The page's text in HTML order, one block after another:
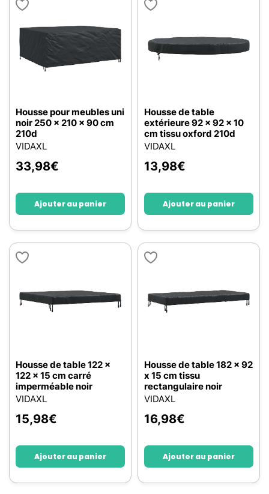
Housse pour meubles uni
noir 250 x 210 x 90 cm
210d
VIDAXL
33,98€
Ajouter au panier
Housse de table
extérieure 92 x 92 x 10
cm tissu oxford 210d
VIDAXL
13,98€
Ajouter au panier
Housse de table 122 x
122 x 15 cm carré
imperméable noir
VIDAXL
15,98€
Ajouter au panier
Housse de table 182 x 92
x 15 cm tissu
rectangulaire noir
VIDAXL
16,98€
Ajouter au panier